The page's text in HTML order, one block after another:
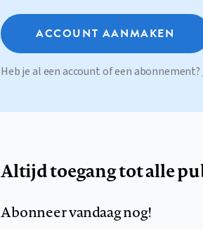
ACCOUNT AANMAKEN
Heb je al een account of een abonnement?
Altijd toegang tot alle
Abonneer vandaag nog!